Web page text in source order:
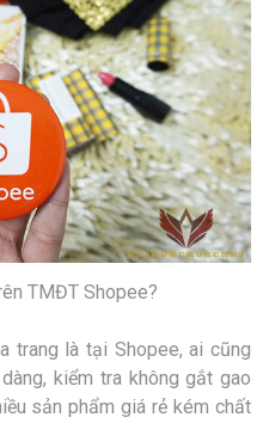
TMĐT Shopee?
trang là tại Shopee, ai cũng
kiểm tra không gắt gao
sản phẩm giá rẻ kém chất